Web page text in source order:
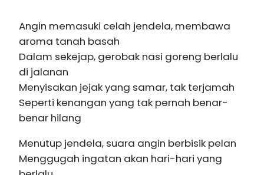
Angin memasuki celah jendela, membawa
aroma tanah basah
Dalam sekejap, gerobak nasi goreng berlalu
di jalanan
Menyisakan jejak yang samar, tak terjamah
Seperti kenangan yang tak pernah benar-
benar hilang
Menutup jendela, suara angin berbisik pelan
Menggugah ingatan akan hari-hari yang